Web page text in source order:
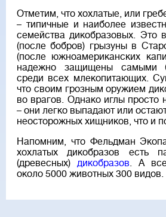
Отметим, что хохлатые, или
– типичные и наиболее
семейства дикобразовых. Это
(после бобров) грызуны в
(после южноамериканских
надежно защищены самыми
среди всех млекопитающих.
что своим грозным оружием
во врагов. Однако иглы просто
– они легко выпадают или
неосторожных хищников, что и
Напомним, что Фельдман
хохлатых дикобразов есть
(древесных) дикобразов. А
около 5000 животных 300 видов.